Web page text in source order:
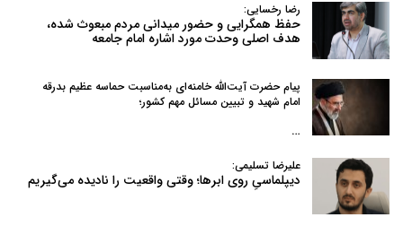
رضا رخسایی:
حفظ همگرایی و حضور میدانی مردم مبعوث شده،
هدف اصلی وحدت مورد اشاره امام جامعه
پیام حضرت آیت‌الله خامنه‌ای به‌مناسبت حماسه عظیم بدرقه
امام شهید و تبیین مسائل مهم کشور؛
…
علیرضا تسلیمی:
دیپلماسیِ روی ابرها؛ وقتی واقعیت را نادیده می‌گیریم